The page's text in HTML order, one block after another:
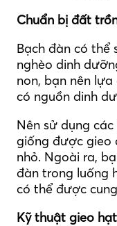
Chuẩn bị đất
Bạch đàn có thể
nghèo dinh
non, bạn nên
có nguồn dinh
Nên sử dụng
giống được gieo
nhỏ. Ngoài ra,
đàn trong luống
có thể được
Kỹ thuật gieo hạt